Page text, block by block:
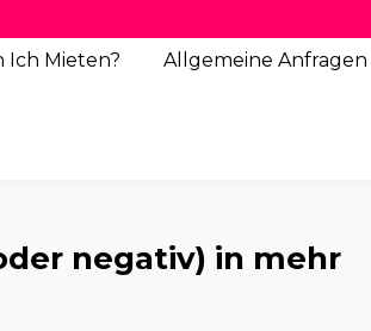
Ich Mieten? Allgemeine Anfragen
negativ) in mehr